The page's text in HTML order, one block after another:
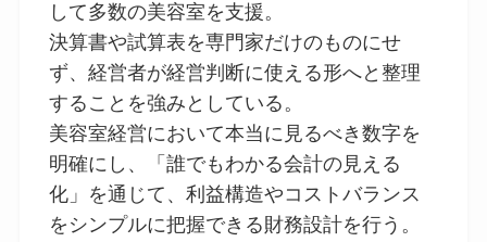
して多数の美容室を支援。
決算書や試算表を専門家だけのものにせ
ず、経営者が経営判断に使える形へと整理
することを強みとしている。
美容室経営において本当に見るべき数字を
明確にし、「誰でもわかる会計の見える
化」を通じて、利益構造やコストバランス
をシンプルに把握できる財務設計を行う。